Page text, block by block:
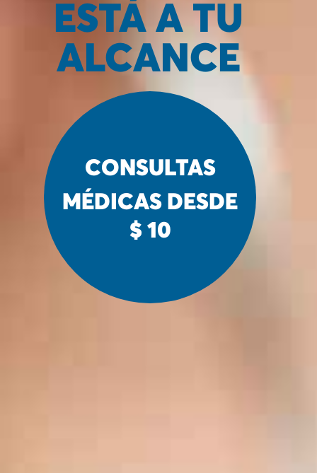
ESTÁ A TU
ALCANCE
CONSULTAS
MÉDICAS DESDE
$ 10